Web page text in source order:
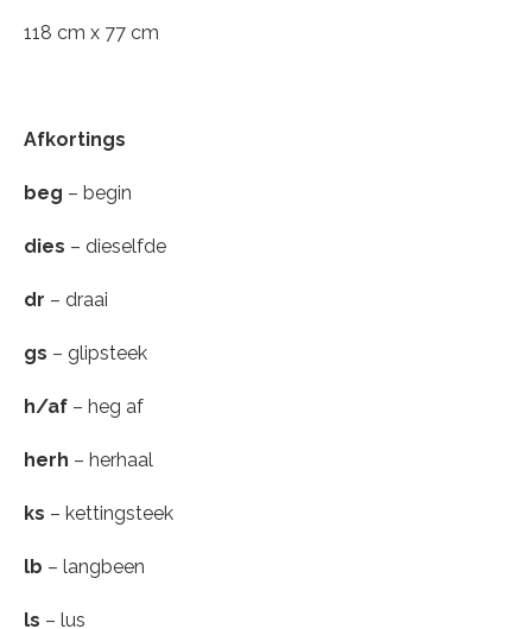
118 cm x 77 cm
Afkortings
beg – begin
dies – dieselfde
dr – draai
gs – glipsteek
h/af – heg af
herh – herhaal
ks – kettingsteek
lb – langbeen
ls – lus